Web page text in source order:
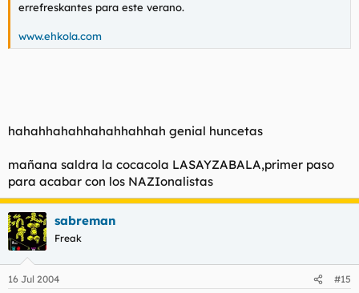
errefreskantes para este verano.
www.ehkola.com
hahahhahahhahahhahhah genial huncetas
mañana saldra la cocacola LASAYZABALA,primer paso
para acabar con los NAZIonalistas
sabreman
Freak
16 Jul 2004 #15